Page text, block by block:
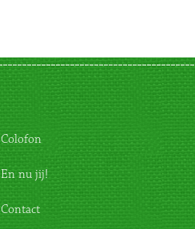
Colofon
En nu jij!
Contact